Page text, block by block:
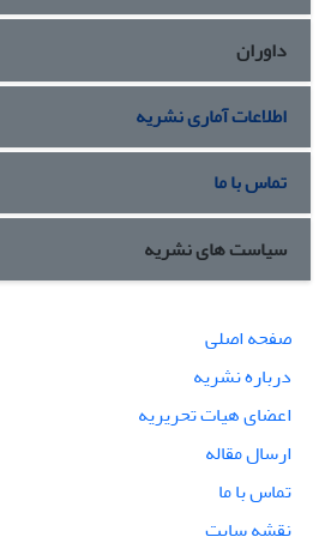
داوران
اطلاعات آماری نشریه
تماس با ما
سیاست های نشریه
صفحه اصلی
درباره نشریه
اعضای هیات تحریریه
ارسال مقاله
تماس با ما